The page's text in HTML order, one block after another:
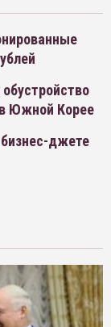
Южной Корее
джете